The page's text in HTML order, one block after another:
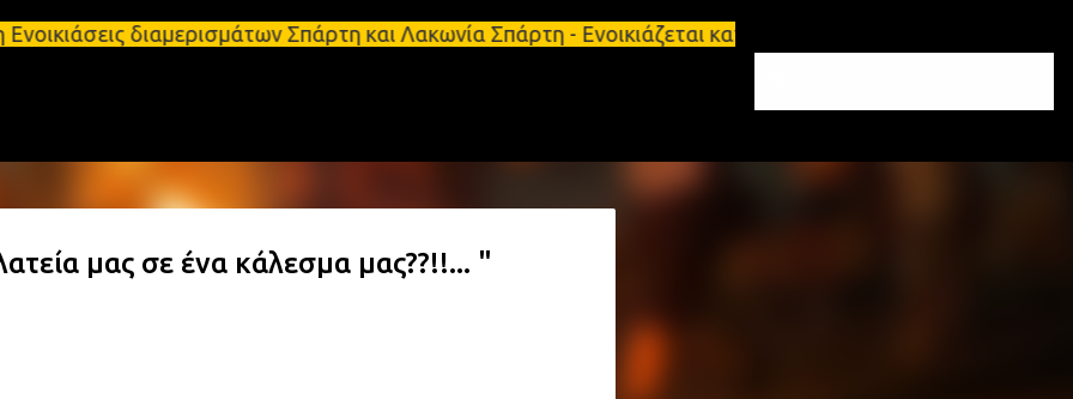
Μετάβαση στο κύριο περιεχόμενο
διαμερισμάτων Σπάρτη και Λακωνία Σπάρτη - Ενοικιάζεται κατάστημα 134 τ.μ, με υπόγειο
μας σε ένα κάλεσμα μας??!!... "